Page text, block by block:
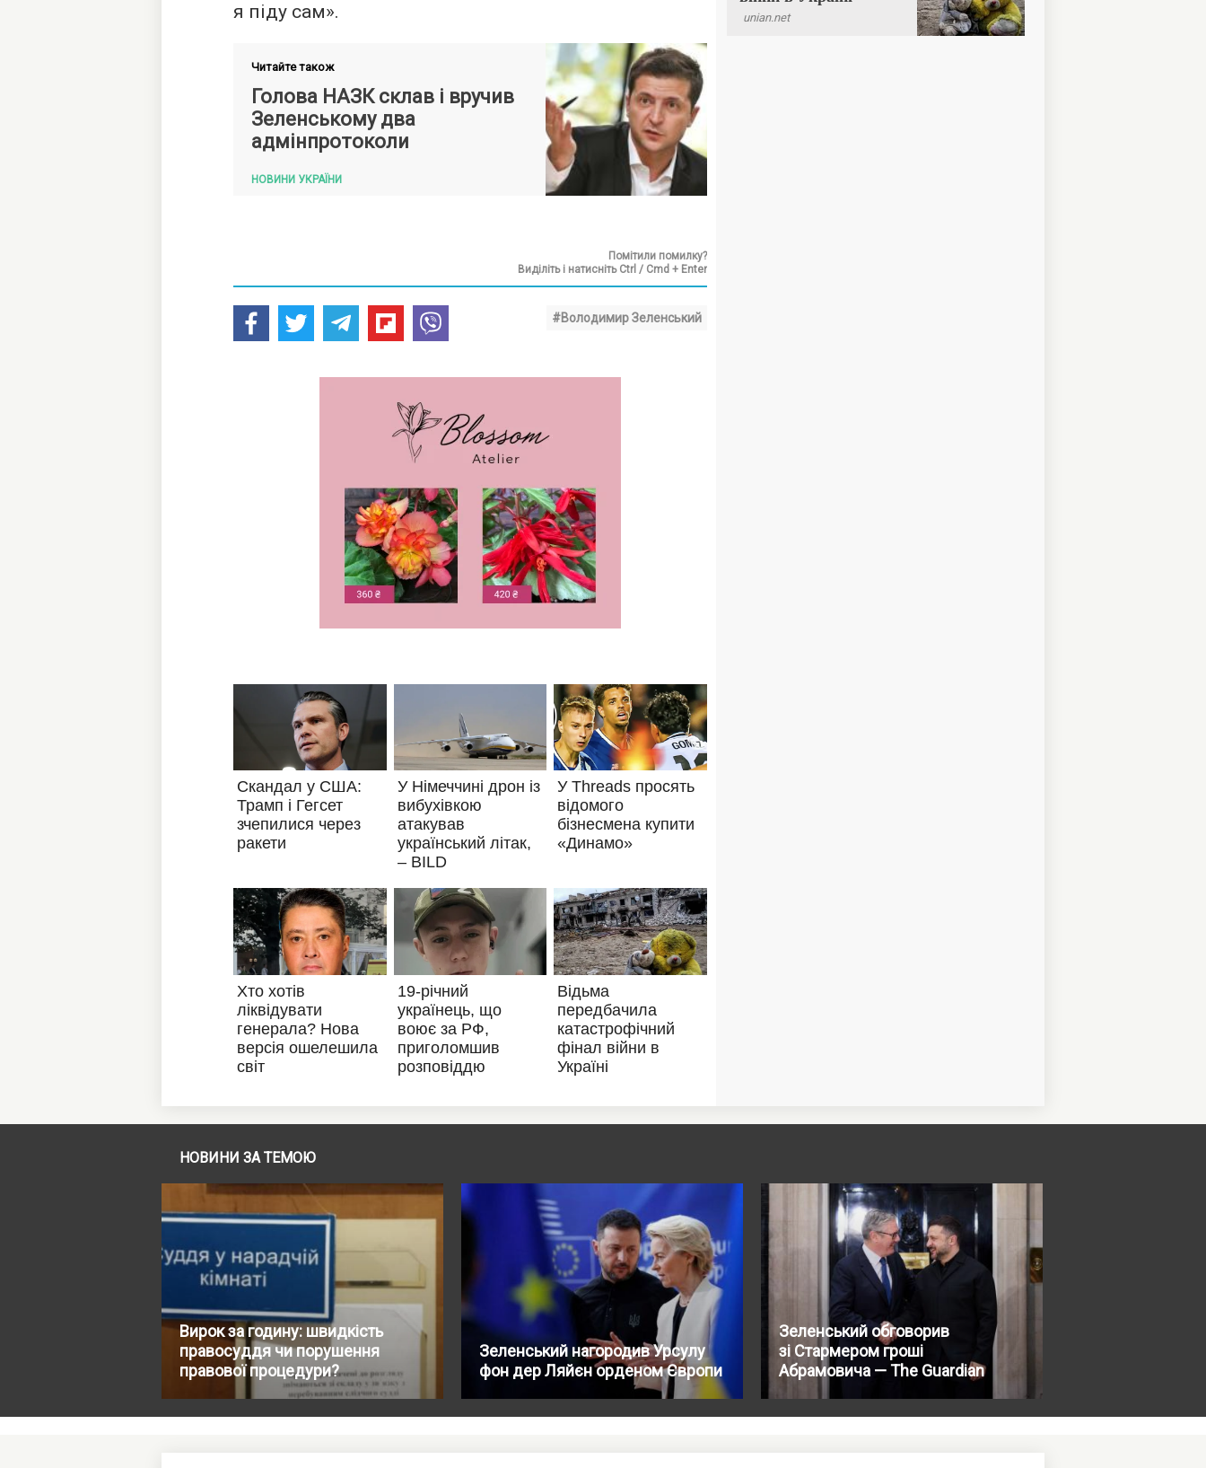
я піду сам».
Читайте також
Голова НАЗК склав і вручив
Зеленському два
адмінпротоколи
НОВИНИ УКРАЇНИ
Помітили помилку?
Виділіть і натисніть Ctrl / Cmd + Enter
#Володимир Зеленський
НОВИНИ ЗА ТЕМОЮ
Вирок за годину: швидкість
правосуддя чи порушення
правової процедури?
Зеленський нагородив Урсулу
фон дер Ляйєн орденом Європи
Зеленський обговорив
зі Стармером гроші
Абрамовича — The Guardian